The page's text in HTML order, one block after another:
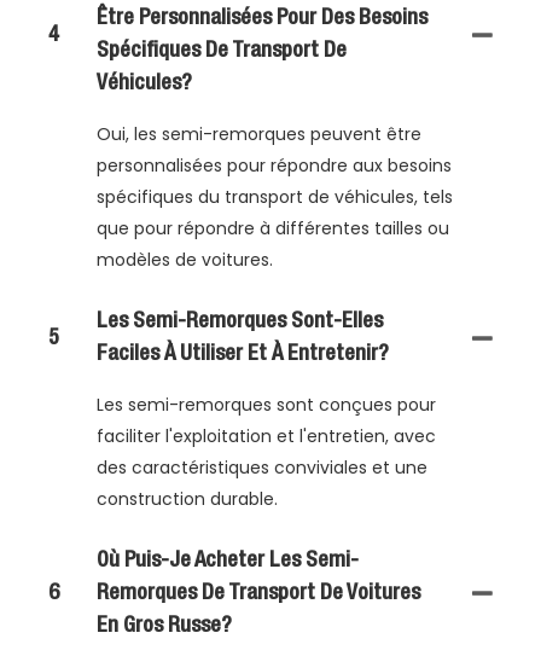
4
Être Personnalisées Pour Des Besoins
Spécifiques De Transport De
Véhicules?
Oui, les semi-remorques peuvent être
personnalisées pour répondre aux besoins
spécifiques du transport de véhicules, tels
que pour répondre à différentes tailles ou
modèles de voitures.
5
Les Semi-Remorques Sont-Elles
Faciles À Utiliser Et À Entretenir?
Les semi-remorques sont conçues pour
faciliter l'exploitation et l'entretien, avec
des caractéristiques conviviales et une
construction durable.
6
Où Puis-Je Acheter Les Semi-
Remorques De Transport De Voitures
En Gros Russe?